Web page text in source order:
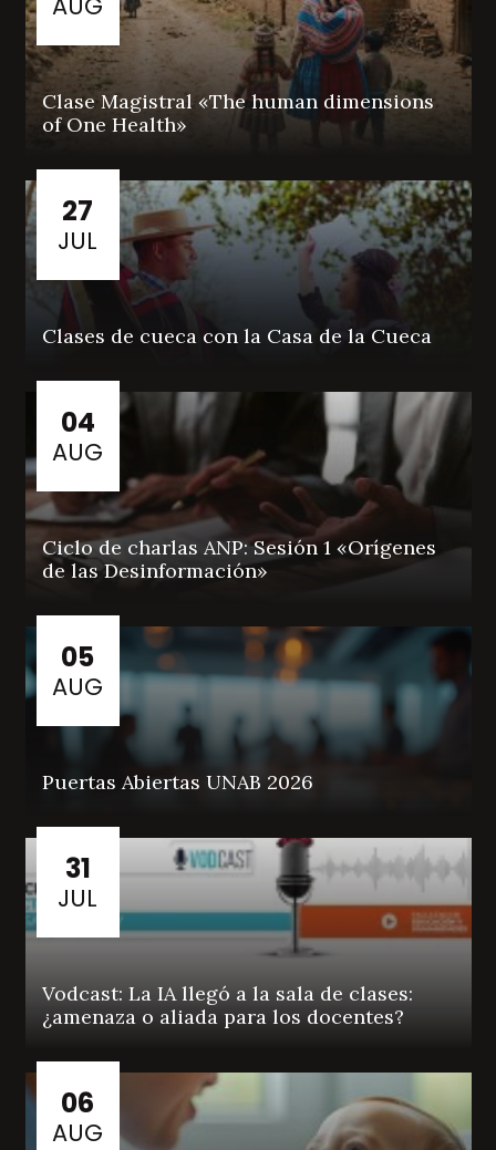
Clase Magistral «The human dimensions
of One Health»
27
JUL
Clases de cueca con la Casa de la Cueca
04
AUG
Ciclo de charlas ANP: Sesión 1 «Orígenes
de las Desinformación»
05
AUG
Puertas Abiertas UNAB 2026
31
JUL
Vodcast: La IA llegó a la sala de clases:
¿amenaza o aliada para los docentes?
06
AUG